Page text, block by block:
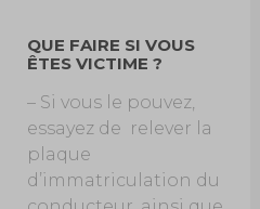
QUE FAIRE SI VOUS
ÊTES VICTIME ?
– Si vous le pouvez,
essayez de relever la
plaque
d’immatriculation du